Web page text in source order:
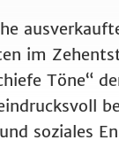
im
Töne“
soziales